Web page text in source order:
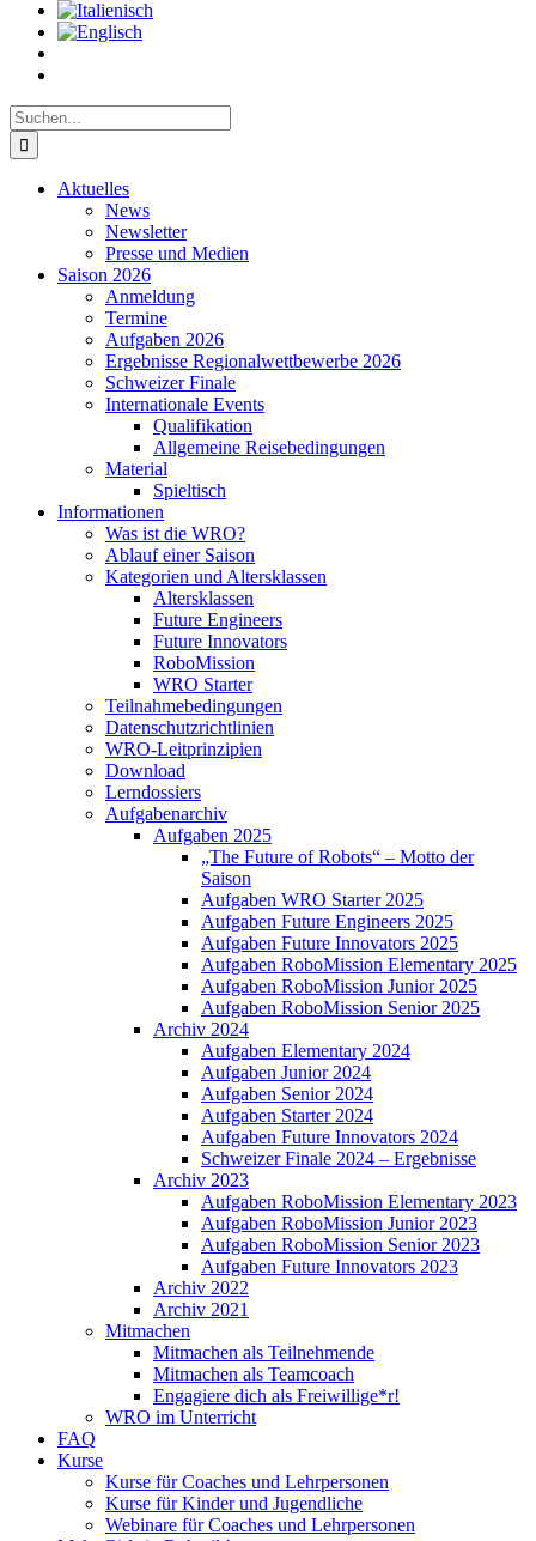
Suche
nach:
Aktuelles
News
Newsletter
Presse und Medien
Saison 2026
Anmeldung
Termine
Aufgaben 2026
Ergebnisse Regionalwettbewerbe 2026
Schweizer Finale
Internationale Events
Qualifikation
Allgemeine Reisebedingungen
Material
Spieltisch
Informationen
Was ist die WRO?
Ablauf einer Saison
Kategorien und Altersklassen
Altersklassen
Future Engineers
Future Innovators
RoboMission
WRO Starter
Teilnahmebedingungen
Datenschutzrichtlinien
WRO-Leitprinzipien
Download
Lerndossiers
Aufgabenarchiv
Aufgaben 2025
„The Future of Robots“ – Motto der
Saison
Aufgaben WRO Starter 2025
Aufgaben Future Engineers 2025
Aufgaben Future Innovators 2025
Aufgaben RoboMission Elementary 2025
Aufgaben RoboMission Junior 2025
Aufgaben RoboMission Senior 2025
Archiv 2024
Aufgaben Elementary 2024
Aufgaben Junior 2024
Aufgaben Senior 2024
Aufgaben Starter 2024
Aufgaben Future Innovators 2024
Schweizer Finale 2024 – Ergebnisse
Archiv 2023
Aufgaben RoboMission Elementary 2023
Aufgaben RoboMission Junior 2023
Aufgaben RoboMission Senior 2023
Aufgaben Future Innovators 2023
Archiv 2022
Archiv 2021
Mitmachen
Mitmachen als Teilnehmende
Mitmachen als Teamcoach
Engagiere dich als Freiwillige*r!
WRO im Unterricht
FAQ
Kurse
Kurse für Coaches und Lehrpersonen
Kurse für Kinder und Jugendliche
Webinare für Coaches und Lehrpersonen